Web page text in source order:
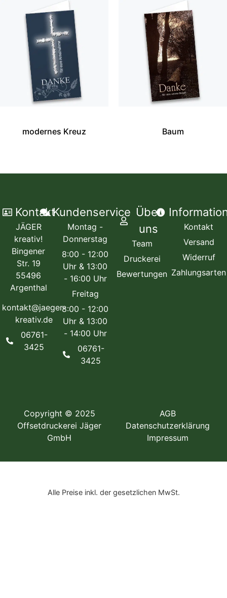
modernes Kreuz Baum
Kontakt
JÄGER
kreativ!
Bingener
Str. 19
55496
Argenthal
kontakt@jaeger-
kreativ.de
06761-
3425
Kundenservice
Montag -
Donnerstag
8:00 - 12:00
Uhr & 13:00
- 16:00 Uhr
Freitag
8:00 - 12:00
Uhr & 13:00
- 14:00 Uhr
06761-
3425
Über
uns
Team
Druckerei
Bewertungen
Kontakt
Versand
Widerruf
Zahlungsarten
Copyright © 2025
Offsetdruckerei Jäger
GmbH
AGB
Datenschutzerklärung
Impressum
Alle Preise inkl. der gesetzlichen MwSt.